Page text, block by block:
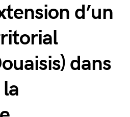
d’un
dans